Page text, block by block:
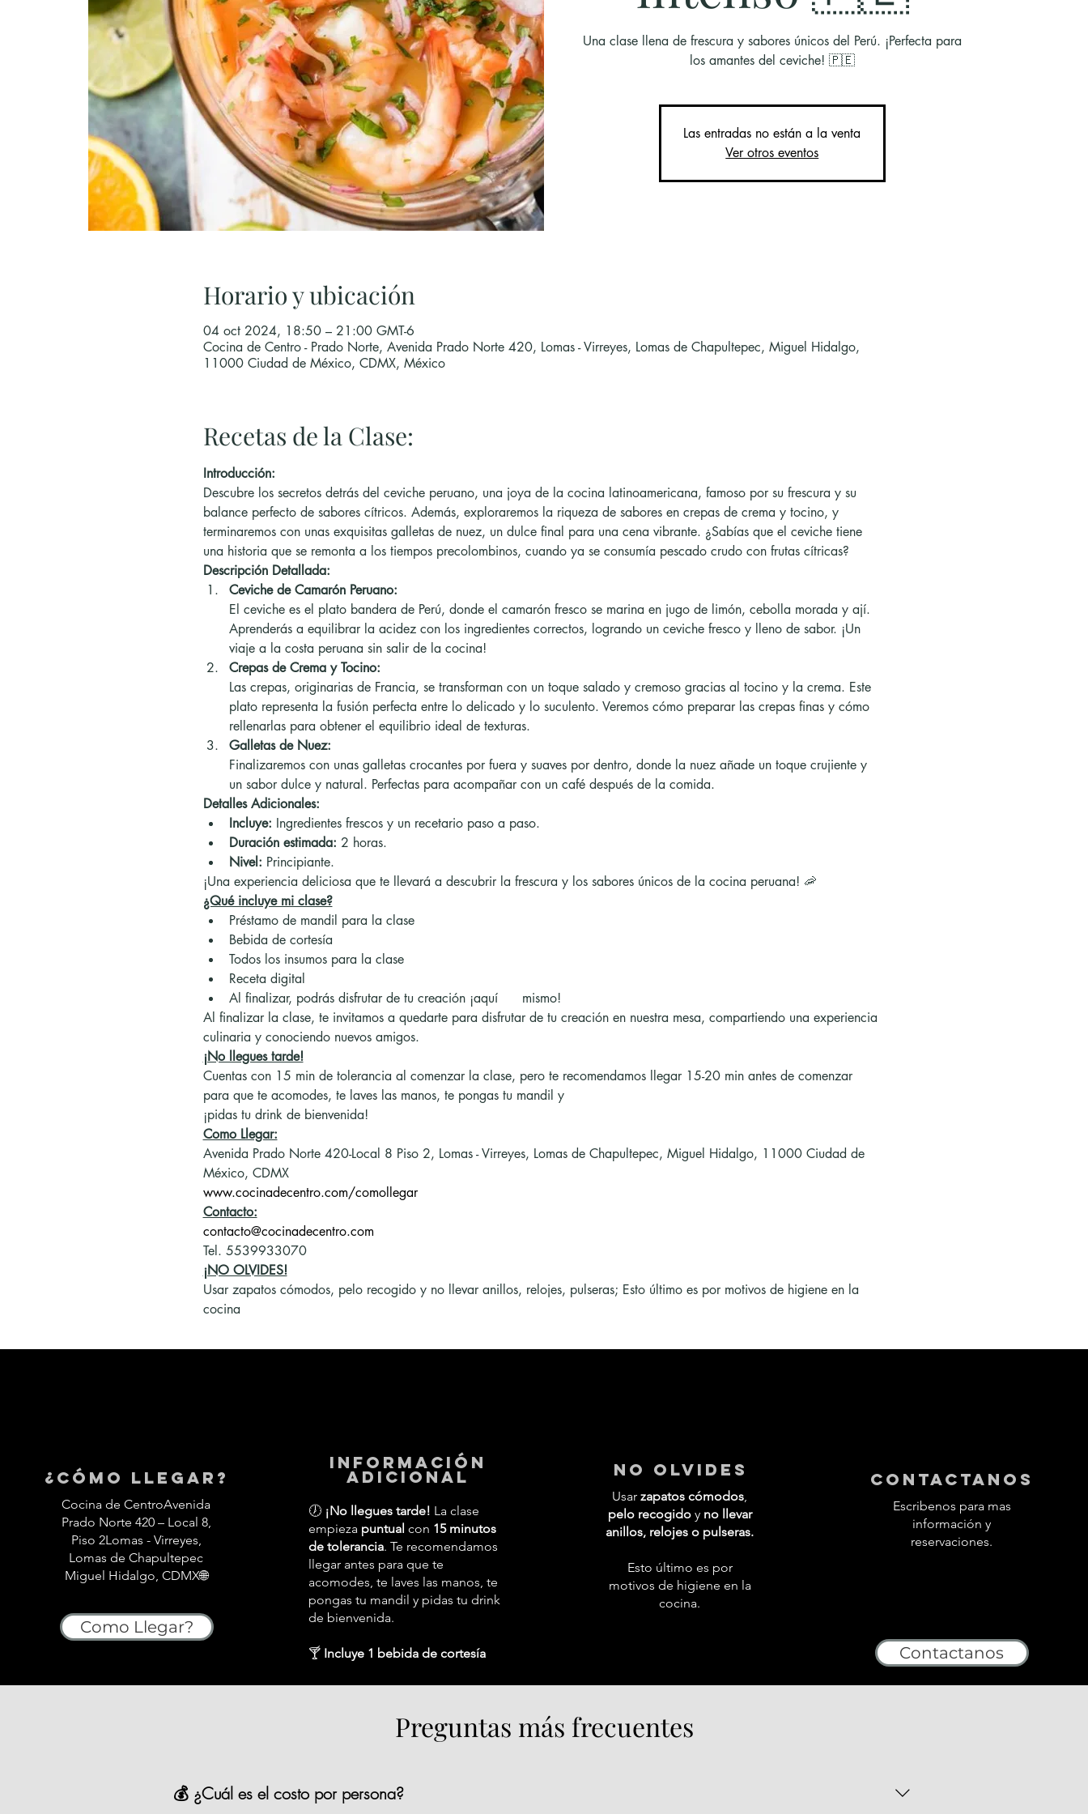
Una clase llena de frescura y sabores únicos del Perú. ¡Perfecta para
los amantes del ceviche! 🇵🇪
Las entradas no están a la venta
Ver otros eventos
Horario y ubicación
04 oct 2024, 18:50 – 21:00 GMT-6
Cocina de Centro - Prado Norte, Avenida Prado Norte 420, Lomas - Virreyes, Lomas de Chapultepec, Miguel Hidalgo,
11000 Ciudad de México, CDMX, México
Recetas de la Clase:
Introducción:
Descubre los secretos detrás del ceviche peruano, una joya de la cocina latinoamericana, famoso por su frescura y su
balance perfecto de sabores cítricos. Además, exploraremos la riqueza de sabores en crepas de crema y tocino, y
terminaremos con unas exquisitas galletas de nuez, un dulce final para una cena vibrante. ¿Sabías que el ceviche tiene
una historia que se remonta a los tiempos precolombinos, cuando ya se consumía pescado crudo con frutas cítricas?
Descripción Detallada:
Ceviche de Camarón Peruano:
El ceviche es el plato bandera de Perú, donde el camarón fresco se marina en jugo de limón, cebolla morada y ají.
Aprenderás a equilibrar la acidez con los ingredientes correctos, logrando un ceviche fresco y lleno de sabor. ¡Un
viaje a la costa peruana sin salir de la cocina!
Crepas de Crema y Tocino:
Las crepas, originarias de Francia, se transforman con un toque salado y cremoso gracias al tocino y la crema. Este
plato representa la fusión perfecta entre lo delicado y lo suculento. Veremos cómo preparar las crepas finas y cómo
rellenarlas para obtener el equilibrio ideal de texturas.
Galletas de Nuez:
Finalizaremos con unas galletas crocantes por fuera y suaves por dentro, donde la nuez añade un toque crujiente y
un sabor dulce y natural. Perfectas para acompañar con un café después de la comida.
Detalles Adicionales:
Incluye: Ingredientes frescos y un recetario paso a paso.
Duración estimada: 2 horas.
Nivel: Principiante.
¡Una experiencia deliciosa que te llevará a descubrir la frescura y los sabores únicos de la cocina peruana! 🦐
¿Qué incluye mi clase?
Préstamo de mandil para la clase
Bebida de cortesía
Todos los insumos para la clase
Receta digital
Al finalizar, podrás disfrutar de tu creación ¡aquí      mismo!
Al finalizar la clase, te invitamos a quedarte para disfrutar de tu creación en nuestra mesa, compartiendo una experiencia
culinaria y conociendo nuevos amigos.
¡No llegues tarde!
Cuentas con 15 min de tolerancia al comenzar la clase, pero te recomendamos llegar 15-20 min antes de comenzar
para que te acomodes, te laves las manos, te pongas tu mandil y
¡pidas tu drink de bienvenida!
Como Llegar:
Avenida Prado Norte 420-Local 8 Piso 2, Lomas - Virreyes, Lomas de Chapultepec, Miguel Hidalgo, 11000 Ciudad de
México, CDMX
www.cocinadecentro.com/comollegar
Contacto:
contacto@cocinadecentro.com
Tel. 5539933070
¡NO OLVIDES!
Usar zapatos cómodos, pelo recogido y no llevar anillos, relojes, pulseras; Esto último es por motivos de higiene en la
cocina
¿Cómo llegar?
Cocina de CentroAvenida
Prado Norte 420 – Local 8,
Piso 2Lomas - Virreyes,
Lomas de Chapultepec
Miguel Hidalgo, CDMX🌐
Como Llegar?
información
adicional
🕖¡No llegues tarde! La clase
empieza puntual con 15 minutos
de tolerancia. Te recomendamos
llegar antes para que te
acomodes, te laves las manos, te
pongas tu mandil y pidas tu drink
de bienvenida.
🍸Incluye 1 bebida de cortesía
No Olvides
Usar zapatos cómodos,
pelo recogidoy no llevar
anillos, relojes o pulseras.
Esto último es por
motivos de higiene en la
cocina.
contactanos
Escribenos para mas
información y
reservaciones.
Contactanos
Preguntas más frecuentes
💰 ¿Cuál es el costo por persona?